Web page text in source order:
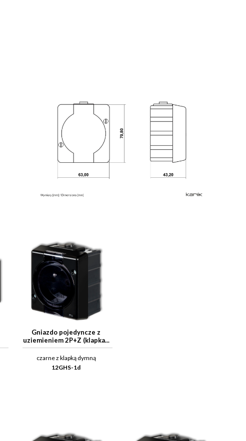
Gniazdo pojedyncze z
uziemieniem 2P+Z (klapka...
czarne z klapką dymną
12GHS-1d